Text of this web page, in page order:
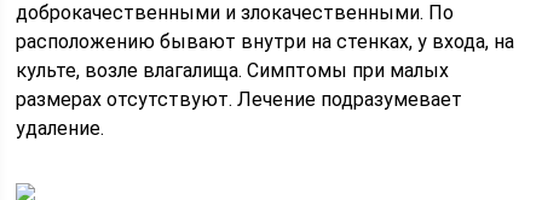
доброкачественными и злокачественными. По
расположению бывают внутри на стенках, у входа, на
культе, возле влагалища. Симптомы при малых
размерах отсутствуют. Лечение подразумевает
удаление.